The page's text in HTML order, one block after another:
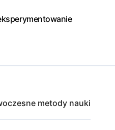
metody nauki